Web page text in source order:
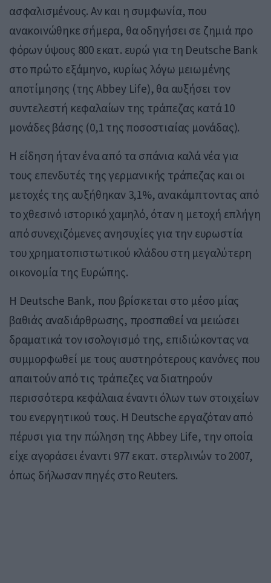
ασφαλισμένους. Αν και η συμφωνία, που
ανακοινώθηκε σήμερα, θα οδηγήσει σε ζημιά προ
φόρων ύψους 800 εκατ. ευρώ για τη Deutsche Bank
στο πρώτο εξάμηνο, κυρίως λόγω μειωμένης
αποτίμησης (της Abbey Life), θα αυξήσει τον
συντελεστή κεφαλαίων της τράπεζας κατά 10
μονάδες βάσης (0,1 της ποσοστιαίας μονάδας).
Η είδηση ήταν ένα από τα σπάνια καλά νέα για
τους επενδυτές της γερμανικής τράπεζας και οι
μετοχές της αυξήθηκαν 3,1%, ανακάμπτοντας από
το χθεσινό ιστορικό χαμηλό, όταν η μετοχή επλήγη
από συνεχιζόμενες ανησυχίες για την ευρωστία
του χρηματοπιστωτικού κλάδου στη μεγαλύτερη
οικονομία της Ευρώπης.
Η Deutsche Bank, που βρίσκεται στο μέσο μίας
βαθιάς αναδιάρθρωσης, προσπαθεί να μειώσει
δραματικά τον ισολογισμό της, επιδιώκοντας να
συμμορφωθεί με τους αυστηρότερους κανόνες που
απαιτούν από τις τράπεζες να διατηρούν
περισσότερα κεφάλαια έναντι όλων των στοιχείων
του ενεργητικού τους. Η Deutsche εργαζόταν από
πέρυσι για την πώληση της Abbey Life, την οποία
είχε αγοράσει έναντι 977 εκατ. στερλινών το 2007,
όπως δήλωσαν πηγές στο Reuters.